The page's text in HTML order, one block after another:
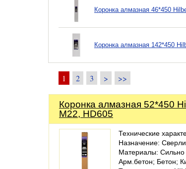
Коронка алмазная 46*450
Коронка алмазная 142*450
1 2 3 > >>
Коронка алмазная 52*450
M22, HD605
Технические
Назначение:
Материалы: Сильно
Арм.бетон; Бетон;